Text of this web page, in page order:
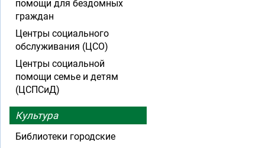
помощи для бездомных
граждан
Центры социального
обслуживания (ЦСО)
Центры социальной
помощи семье и детям
(ЦСПСиД)
Культура
Библиотеки городские